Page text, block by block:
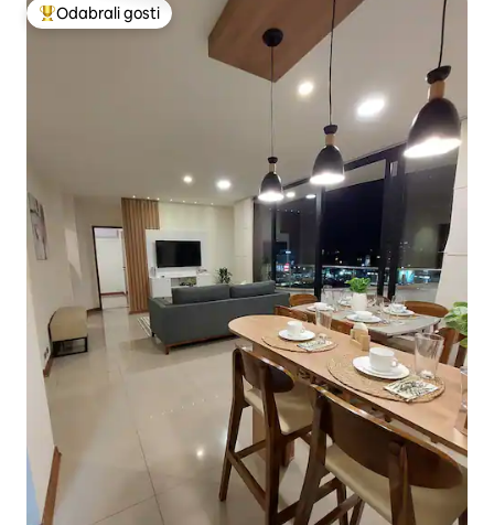
Među najviše rangiranima s oznakom „Odabrali gosti”
Odabrali gosti